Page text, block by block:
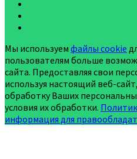
Мы используем файлы cookie
пользователям больше
сайта. Предоставляя свои
используя настоящий веб-
обработку Ваших
условия их обработки.
информация для